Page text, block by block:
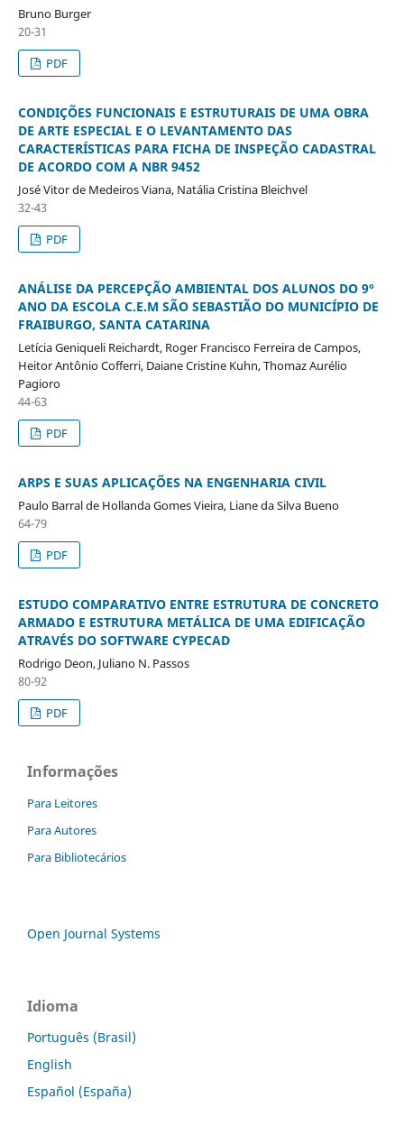
Bruno Burger
20-31
PDF
CONDIÇÕES FUNCIONAIS E ESTRUTURAIS DE UMA OBRA
DE ARTE ESPECIAL E O LEVANTAMENTO DAS
CARACTERÍSTICAS PARA FICHA DE INSPEÇÃO CADASTRAL
DE ACORDO COM A NBR 9452
José Vitor de Medeiros Viana, Natália Cristina Bleichvel
32-43
PDF
ANÁLISE DA PERCEPÇÃO AMBIENTAL DOS ALUNOS DO 9°
ANO DA ESCOLA C.E.M SÃO SEBASTIÃO DO MUNICÍPIO DE
FRAIBURGO, SANTA CATARINA
Letícia Geniqueli Reichardt, Roger Francisco Ferreira de Campos,
Heitor Antônio Cofferri, Daiane Cristine Kuhn, Thomaz Aurélio
Pagioro
44-63
PDF
ARPS E SUAS APLICAÇÕES NA ENGENHARIA CIVIL
Paulo Barral de Hollanda Gomes Vieira, Liane da Silva Bueno
64-79
PDF
ESTUDO COMPARATIVO ENTRE ESTRUTURA DE CONCRETO
ARMADO E ESTRUTURA METÁLICA DE UMA EDIFICAÇÃO
ATRAVÉS DO SOFTWARE CYPECAD
Rodrigo Deon, Juliano N. Passos
80-92
PDF
Informações
Para Leitores
Para Autores
Para Bibliotecários
Open Journal Systems
Idioma
Português (Brasil)
English
Español (España)